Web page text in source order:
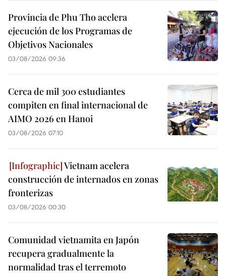
Provincia de Phu Tho acelera
ejecución de los Programas de
Objetivos Nacionales
03/08/2026 09:36
Cerca de mil 300 estudiantes
compiten en final internacional de
AIMO 2026 en Hanoi
03/08/2026 07:10
Vietnam acelera
construcción de internados en zonas
fronterizas
03/08/2026 00:30
Comunidad vietnamita en Japón
recupera gradualmente la
normalidad tras el terremoto